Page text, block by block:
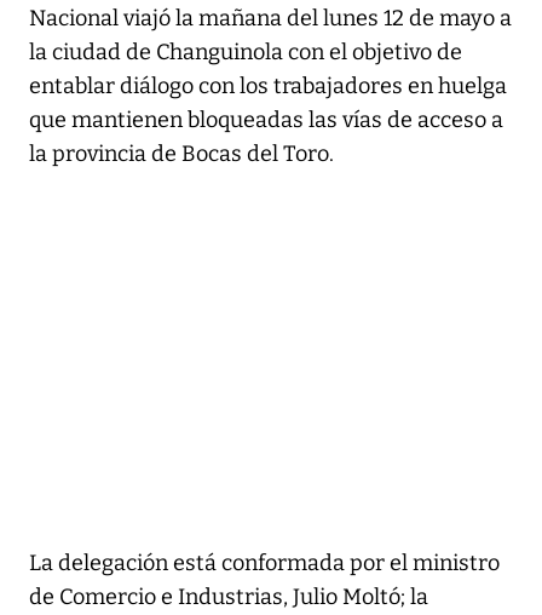
Nacional viajó la mañana del lunes 12 de mayo a
la ciudad de Changuinola con el objetivo de
entablar diálogo con los trabajadores en huelga
que mantienen bloqueadas las vías de acceso a
la provincia de Bocas del Toro.
La delegación está conformada por el ministro
de Comercio e Industrias, Julio Moltó; la